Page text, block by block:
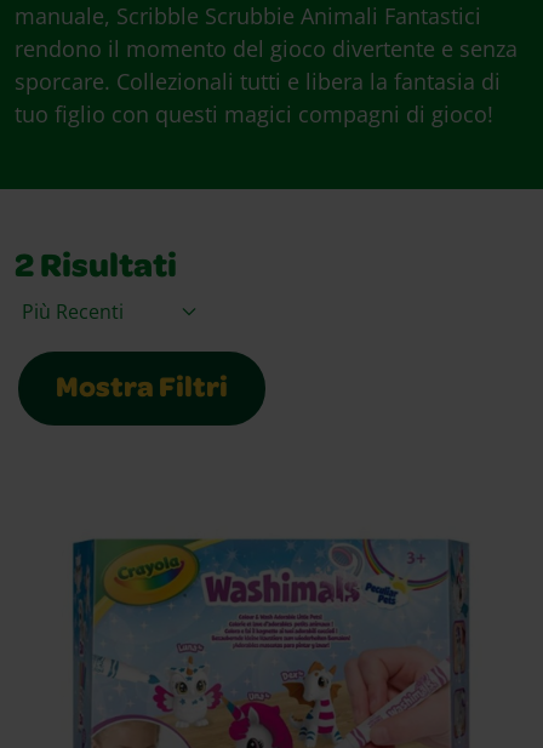
manuale, Scribble Scrubbie Animali Fantastici
rendono il momento del gioco divertente e senza
sporcare. Collezionali tutti e libera la fantasia di
tuo figlio con questi magici compagni di gioco!
2 Risultati
Ordina per
Mostra Filtri